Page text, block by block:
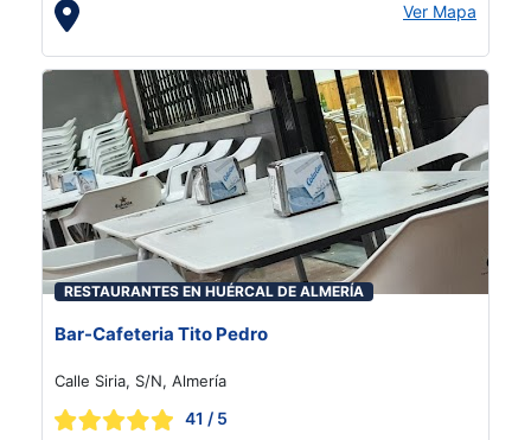
Ver Mapa
RESTAURANTES EN HUÉRCAL DE ALMERÍA
Bar-Cafeteria Tito Pedro
Calle Siria, S/N, Almería
41 / 5